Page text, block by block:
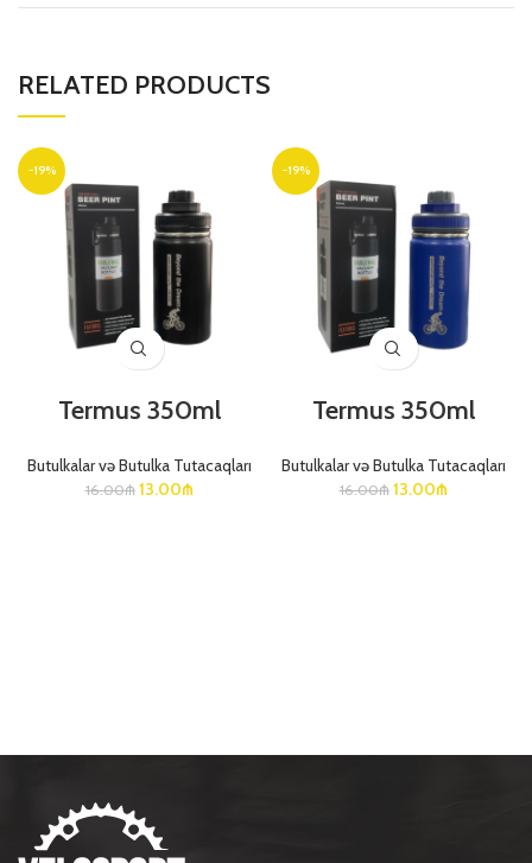
RELATED PRODUCTS
-19%
Termus 350ml
Butulkalar və Butulka Tutacaqları
16.00₼ 13.00₼
-19%
Termus 350ml
Butulkalar və Butulka Tutacaqları
16.00₼ 13.00₼